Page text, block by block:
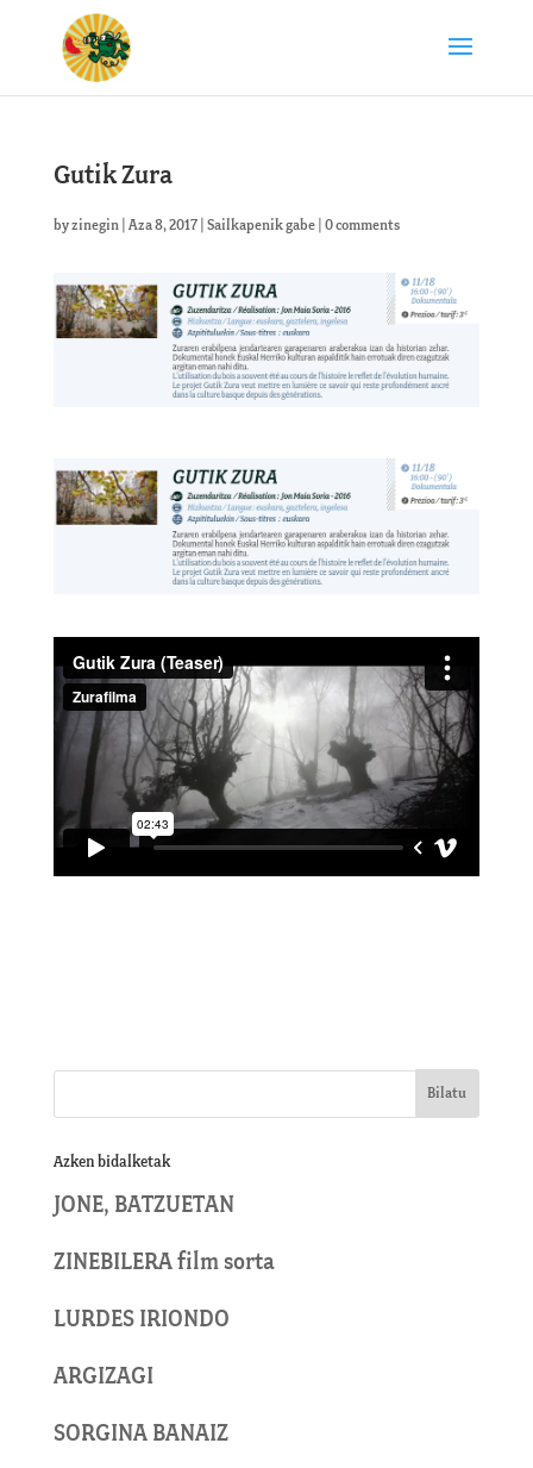
Gutik Zura
byzinegin| Aza 8, 2017| Sailkapenik gabe| 0 comments
Azken bidalketak
JONE, BATZUETAN
ZINEBILERA film sorta
LURDES IRIONDO
ARGIZAGI
SORGINA BANAIZ